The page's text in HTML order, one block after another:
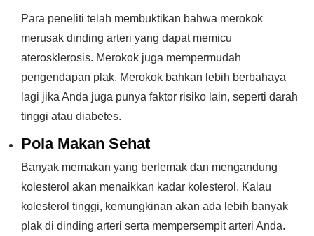
Para peneliti telah membuktikan bahwa merokok
merusak dinding arteri yang dapat memicu
aterosklerosis. Merokok juga mempermudah
pengendapan plak. Merokok bahkan lebih berbahaya
lagi jika Anda juga punya faktor risiko lain, seperti darah
tinggi atau diabetes.
Pola Makan Sehat
Banyak memakan yang berlemak dan mengandung
kolesterol akan menaikkan kadar kolesterol. Kalau
kolesterol tinggi, kemungkinan akan ada lebih banyak
plak di dinding arteri serta mempersempit arteri Anda.